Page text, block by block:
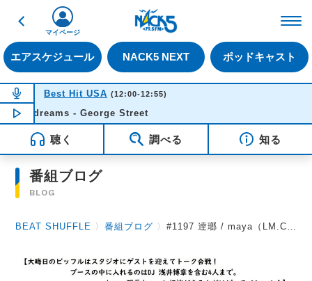
戻る
エアスケジュール NACK5 NEXT ポッドキャスト
マイページ
NOW ON AIR
Best Hit USA (12:00-12:55)
NOW PLAYING11:49
- George Street
聴く 調べる 知る
番組ブログ
BLOG
BEAT SHUFFLE 〉番組ブログ 〉#1197 逹瑯 / maya（LM.C）/ 団長（NoGoD）/ SORA（DEZERT） 2021.12.31